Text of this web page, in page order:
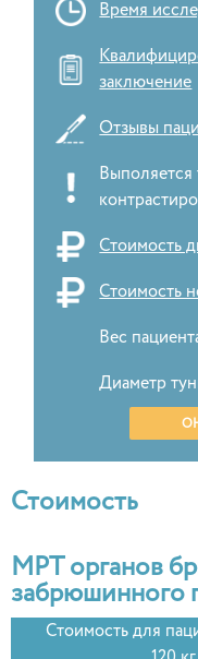
Время
заключение
Отзывы
Стоимость
Стоимость
Вес
Диаметр
Стоимость
МРТ органов
забрюшинного
Стоимость для